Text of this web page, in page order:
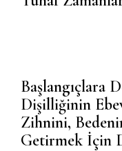
Başlangıçlara
Dişilliğinin
Zihnini,
Getirmek İçin